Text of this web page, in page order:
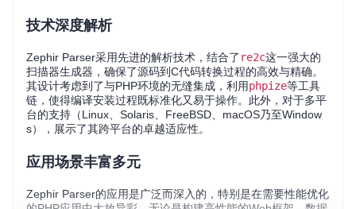
技术深度解析
Zephir Parser采用先进的解析技术，结合了 re2c这一强大的
扫描器生成器，确保了源码到C代码转换过程的高效与精确。
其设计考虑到了与PHP环境的无缝集成，利用phpize等工具
链，使得编译安装过程既标准化又易于操作。此外，对于多平
台的支持（Linux、Solaris、FreeBSD、macOS乃至Window
s），展示了其跨平台的卓越适应性。
应用场景丰富多元
Zephir Parser的应用是广泛而深入的，特别是在需要性能优化